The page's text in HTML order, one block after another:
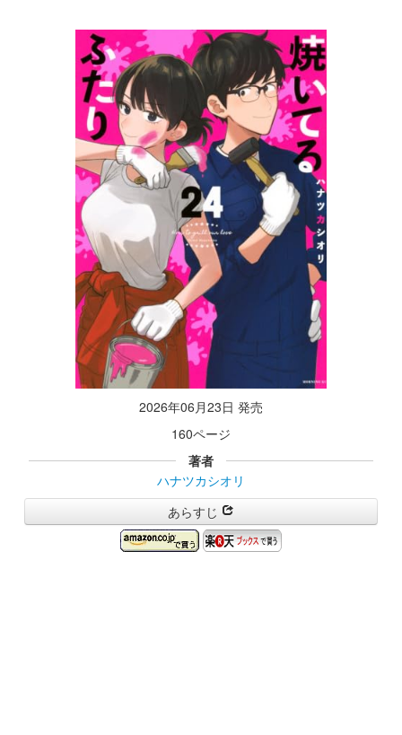
2026年06月23日 発売
160ページ
著者
ハナツカシオリ
あらすじ